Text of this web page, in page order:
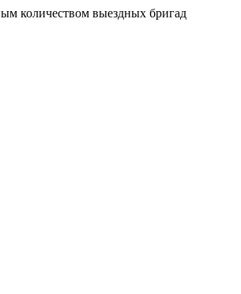
количеством выездных бригад